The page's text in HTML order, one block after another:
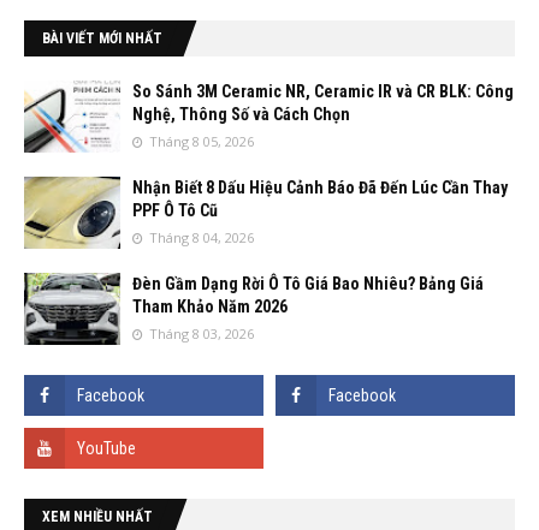
BÀI VIẾT MỚI NHẤT
So Sánh 3M Ceramic NR, Ceramic IR và CR BLK: Công
Nghệ, Thông Số và Cách Chọn
Tháng 8 05, 2026
Nhận Biết 8 Dấu Hiệu Cảnh Báo Đã Đến Lúc Cần Thay
PPF Ô Tô Cũ
Tháng 8 04, 2026
Đèn Gầm Dạng Rời Ô Tô Giá Bao Nhiêu? Bảng Giá
Tham Khảo Năm 2026
Tháng 8 03, 2026
XEM NHIỀU NHẤT